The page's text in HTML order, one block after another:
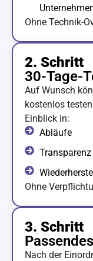
Ohne Technik-
2. Schritt
30-Tage-
Auf Wunsch
kostenlos
Einblick in:
Abläufe
Transparenz
Ohne
3. Schritt
Nach der